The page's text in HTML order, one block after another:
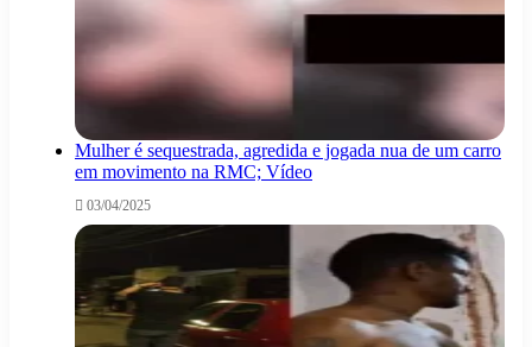
Mulher é sequestrada, agredida e jogada nua de um carro
em movimento na RMC; Vídeo
03/04/2025